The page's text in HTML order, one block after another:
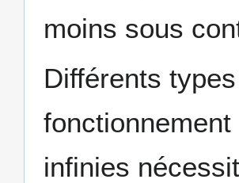
moins sous
Différents
infinies